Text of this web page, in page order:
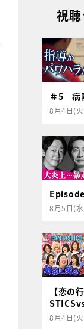
視
＃5 病
8月4日(
8月5日(
【恋の
8月4日(